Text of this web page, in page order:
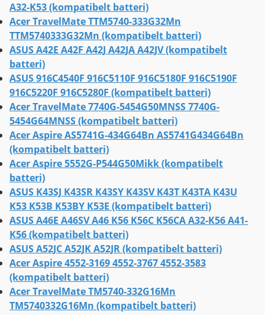
A32-K53 (kompatibelt batteri)
Acer TravelMate TTM5740-333G32Mn
TTM5740333G32Mn (kompatibelt batteri)
ASUS A42E A42F A42J A42JA A42JV (kompatibelt
batteri)
ASUS 916C4540F 916C5110F 916C5180F 916C5190F
916C5220F 916C5280F (kompatibelt batteri)
Acer TravelMate 7740G-5454G50MNSS 7740G-
5454G64MNSS (kompatibelt batteri)
Acer Aspire AS5741G-434G64Bn AS5741G434G64Bn
(kompatibelt batteri)
Acer Aspire 5552G-P544G50Mikk (kompatibelt
batteri)
ASUS K43SJ K43SR K43SY K43SV K43T K43TA K43U
K53 K53B K53BY K53E (kompatibelt batteri)
ASUS A46E A46SV A46 K56 K56C K56CA A32-K56 A41-
K56 (kompatibelt batteri)
ASUS A52JC A52JK A52JR (kompatibelt batteri)
Acer Aspire 4552-3169 4552-3767 4552-3583
(kompatibelt batteri)
Acer TravelMate TM5740-332G16Mn
TM5740332G16Mn (kompatibelt batteri)